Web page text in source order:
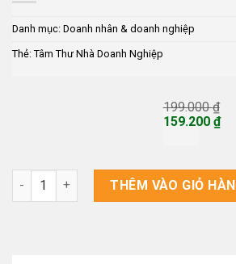
Danh mục: Doanh nhân & doanh nghiệp
Thẻ: Tâm Thư Nhà Doanh Nghiệp
199.000₫
Giá
159.200 ₫
là:
159.200 ₫.
Tâm Thư Nhà Doanh Nghiệp số lượng
THÊM VÀO GIỎ